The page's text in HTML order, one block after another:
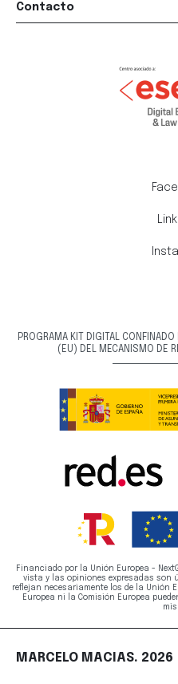
Contacto
PROGRAMA KIT DIGITAL
(EU) DEL MECANISMO DE
Financiado por la Unión Europea -
vista y las opiniones expresadas son
reflejan necesariamente los de la Unión
Europea ni la Comisión Europea
MARCELO MACIAS. 2026